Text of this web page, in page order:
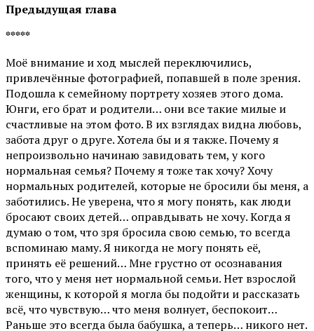
Предыдущая глава
*****
Моё внимание и ход мыслей переключились,
привлечённые фотографией, попавшей в поле зрения.
Подошла к семейному портрету хозяев этого дома.
Юнги, его брат и родители… они все такие милые и
счастливые на этом фото. В их взглядах видна любовь,
забота друг о друге. Хотела бы и я также. Почему я
непроизвольно начинаю завидовать тем, у кого
нормальная семья? Почему я тоже так хочу? Хочу
нормальных родителей, которые не бросили бы меня, а
заботились. Не уверена, что я могу понять, как люди
бросают своих детей… оправдывать не хочу. Когда я
думаю о том, что зря бросила свою семью, то всегда
вспоминаю маму. Я никогда не могу понять её,
принять её решений… Мне грустно от осознавания
того, что у меня нет нормальной семьи. Нет взрослой
женщины, к которой я могла бы подойти и рассказать
всё, что чувствую… что меня волнует, беспокоит…
Раньше это всегда была бабушка, а теперь… никого нет.